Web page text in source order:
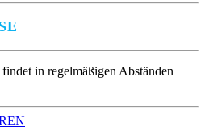
in regelmäßigen Abständen